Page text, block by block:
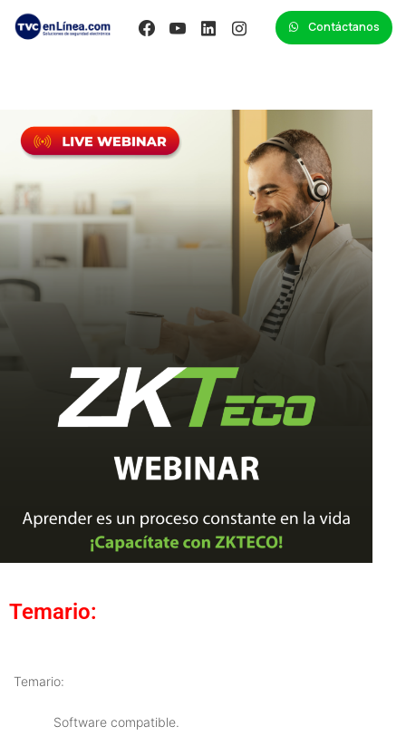
Contáctanos
Temario:
Temario:
Software compatible.